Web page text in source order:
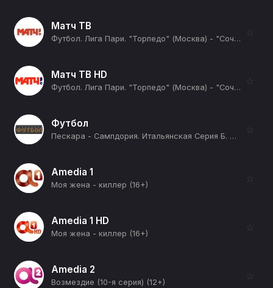
Матч ТВ
Футбол. Лига Пари. "Торпедо" (Москва) - "Сочи". Прямая трансляция (12+)
☆
Матч ТВ HD
Футбол. Лига Пари. "Торпедо" (Москва) - "Сочи". Прямая трансляция (12+)
☆
Футбол
Пескара - Сампдория. Итальянская Серия Б. Сезон 25/26 (12+)
☆
Amedia 1
Моя жена - киллер (16+)
☆
Amedia 1 HD
Моя жена - киллер (16+)
☆
Amedia 2
Возмездие (10-я серия) (12+)
☆